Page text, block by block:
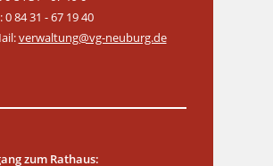
0 84 31 - 67 19 40
verwaltung@vg-neuburg.de
zum Rathaus: